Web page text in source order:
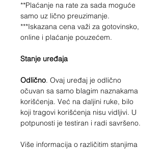
**Plaćanje na rate za sada moguće
samo uz lično preuzimanje.
***Iskazana cena važi za gotovinsko,
online i plaćanje pouzećem.
Stanje uređaja
Odlično. Ovaj uređaj je odlično
očuvan sa samo blagim naznakama
korišćenja. Već na daljini ruke, bilo
koji tragovi korišćenja nisu vidljivi. U
potpunosti je testiran i radi savršeno.
Više informacija o različitim stanjima